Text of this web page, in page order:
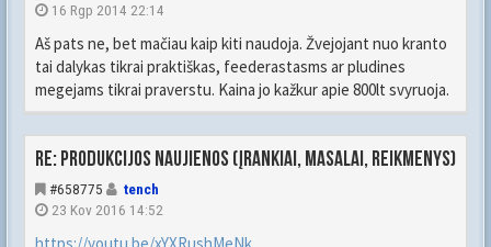
16 Rgp 2014 22:14
Aš pats ne, bet mačiau kaip kiti naudoja. Žvejojant nuo kranto
tai dalykas tikrai praktiškas, feederastasms ar pludines
megejams tikrai praverstu. Kaina jo kažkur apie 800lt svyruoja.
Re: Produkcijos naujienos (įrankiai, masalai, reikmenys)
#658775
tench
23 Kov 2016 14:52